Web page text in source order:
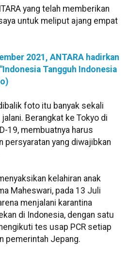
yang telah memberikan
untuk meliput ajang empat
2021, ANTARA hadirkan
Tangguh Indonesia
foto itu banyak sekali
Berangkat ke Tokyo di
19, membuatnya harus
persyaratan yang diwajibkan
kelahiran anak
Maheswari, pada 13 Juli
menjalani karantina
di Indonesia, dengan satu
tes usap PCR setiap
pemerintah Jepang.